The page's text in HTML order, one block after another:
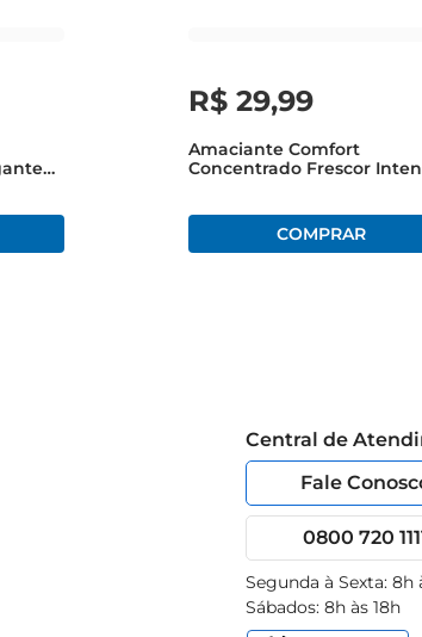
R$ 29,99
Amaciante Comfort
Concentrado Frescor
Central de
Fale
0800 720
Segunda à Sexta: 8h
Sábados: 8h às 18h